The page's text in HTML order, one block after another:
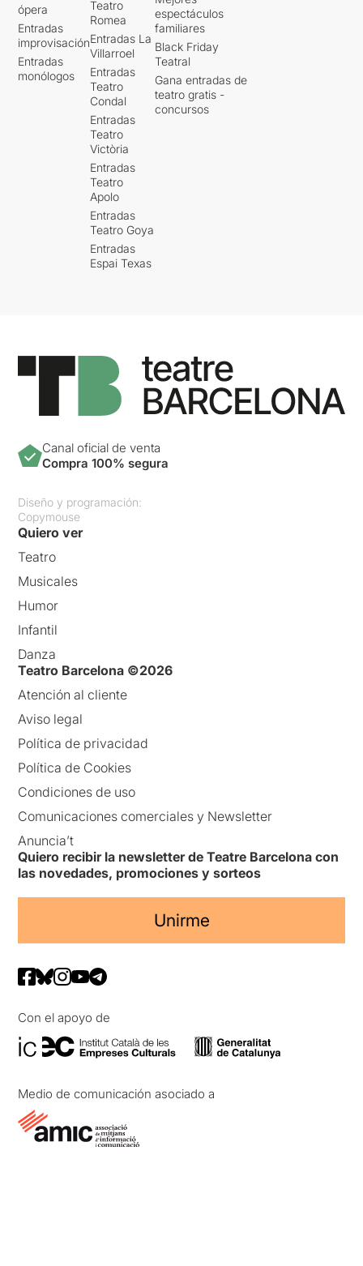
ópera
Entradas
improvisación
Entradas
monólogos
Teatro
Romea
Entradas La
Villarroel
Entradas
Teatro
Condal
Entradas
Teatro
Victòria
Entradas
Teatro
Apolo
Entradas
Teatro Goya
Entradas
Espai Texas
espectáculos
familiares
Black Friday
Teatral
Gana entradas de
teatro gratis -
concursos
Canal oficial de venta
Compra 100% segura
Diseño y programación:
Copymouse
Quiero ver
Teatro
Musicales
Humor
Infantil
Danza
Teatro Barcelona ©2026
Atención al cliente
Aviso legal
Política de privacidad
Política de Cookies
Condiciones de uso
Comunicaciones comerciales y Newsletter
Anuncia’t
Quiero recibir la newsletter de Teatre Barcelona con
las novedades, promociones y sorteos
Unirme
Con el apoyo de
Medio de comunicación asociado a